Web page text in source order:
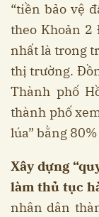
“tiền bảo vệ
theo Khoản
nhất là trong
thị trường.
Thành phố
thành phố
lúa” bằng
Xây dựng
làm thủ tục
nhân dân